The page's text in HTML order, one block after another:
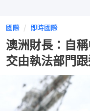
國際 即時國際
澳洲財長：自
交由執法部門